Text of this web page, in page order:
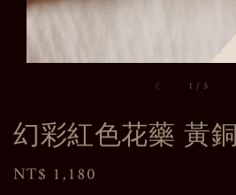
1 / 5
幻彩紅色花藥 黃
Regular
NT$ 1,180